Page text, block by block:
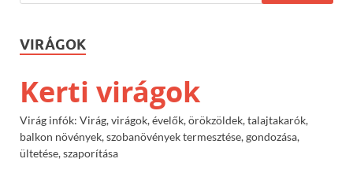
VIRÁGOK
Kerti virágok
Virág infók: Virág, virágok, évelők, örökzöldek, talajtakarók,
balkon növények, szobanövények termesztése, gondozása,
ültetése, szaporítása